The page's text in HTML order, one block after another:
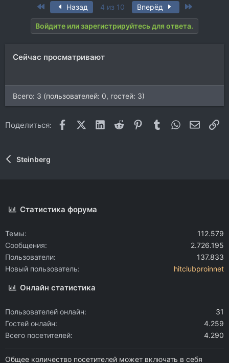
First Назад 4 из 10 Вперёд
Войдите или зарегистрируйтесь для ответа.
Сейчас просматривают
Всего: 3 (пользователей: 0, гостей: 3)
Поделиться: FacebookX (Twitter)
LinkedIn
Reddit Pinterest
Tumblr WhatsApp
Steinberg
Статистика форума
Темы
112.579
Сообщения
2.726.195
Пользователи
137.833
Новый пользователь
hitclubproinnet
Онлайн статистика
Пользователей онлайн
31
Гостей онлайн
4.259
Всего посетителей
4.290
Общее количество посетителей может включать в себя